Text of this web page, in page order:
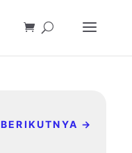
BERIKUTNYA →